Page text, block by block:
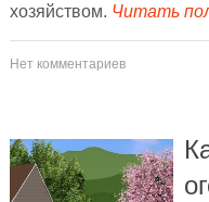
хозяйством. Читать
Нет комментариев